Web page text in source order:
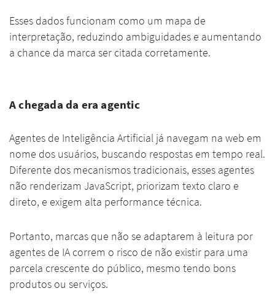
Esses dados funcionam como um mapa de
interpretação, reduzindo ambiguidades e aumentando
a chance da marca ser citada corretamente.
A chegada da era agentic
Agentes de Inteligência Artificial já navegam na web em
nome dos usuários, buscando respostas em tempo real.
Diferente dos mecanismos tradicionais, esses agentes
não renderizam JavaScript, priorizam texto claro e
direto, e exigem alta performance técnica.
Portanto, marcas que não se adaptarem à leitura por
agentes de IA correm o risco de não existir para uma
parcela crescente do público, mesmo tendo bons
produtos ou serviços.